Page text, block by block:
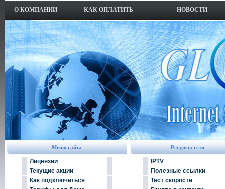
О КОМПАНИИ КАК ОПЛАТИТЬ НОВОСТИ
Меню сайта
Лицензии
Текущие акции
Как подключиться
Ресурсы сети
IPTV
Полезные ссылки
Тест скорости